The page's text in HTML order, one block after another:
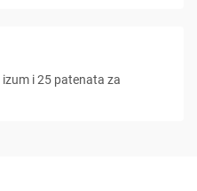
i 25 patenata za